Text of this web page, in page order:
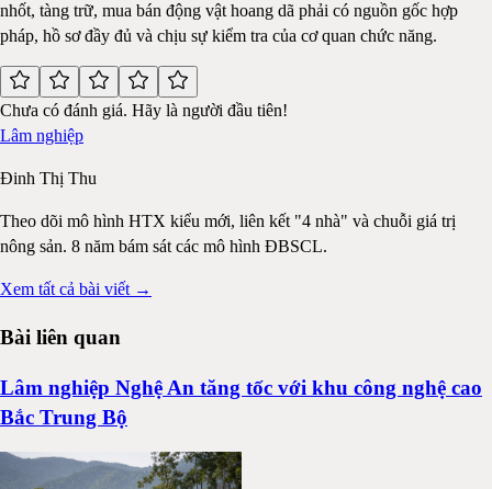
nhốt, tàng trữ, mua bán động vật hoang dã phải có nguồn gốc hợp
pháp, hồ sơ đầy đủ và chịu sự kiểm tra của cơ quan chức năng.
Chưa có đánh giá. Hãy là người đầu tiên!
Lâm nghiệp
Đinh Thị Thu
Theo dõi mô hình HTX kiểu mới, liên kết "4 nhà" và chuỗi giá trị
nông sản. 8 năm bám sát các mô hình ĐBSCL.
Xem tất cả bài viết →
Bài liên quan
Lâm nghiệp Nghệ An tăng tốc với khu công nghệ cao
Bắc Trung Bộ